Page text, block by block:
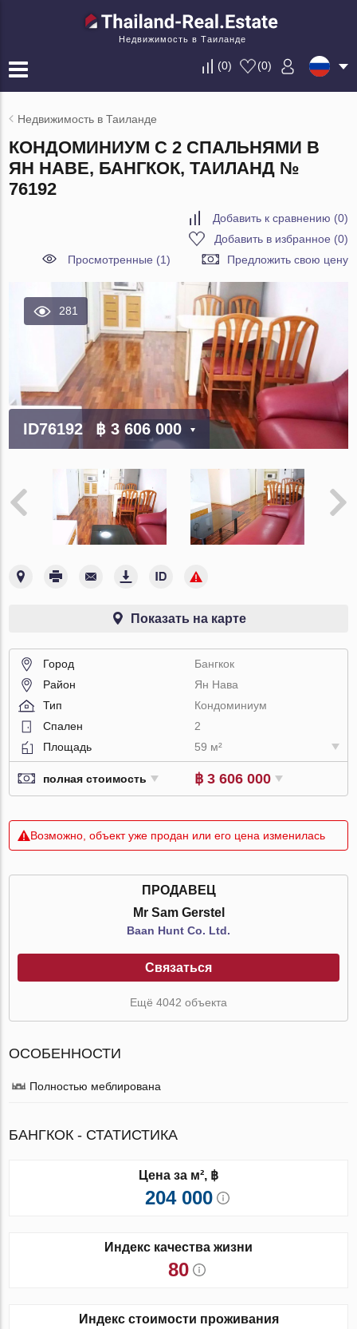
Недвижимость в Таиланде
(0) (0)
Недвижимость в Таиланде
КОНДОМИНИУМ С 2 СПАЛЬНЯМИ В
ЯН НАВЕ, БАНГКОК, ТАИЛАНД №
76192
Добавить к сравнению (0)
Добавить в избранное (0)
Просмотренные (1)
Предложить свою цену
281
ID76192 ฿ 3 606 000
Показать на карте
Город
Бангкок
Район
Ян Нава
Тип
Кондоминиум
Спален
2
Площадь
59 м²
полная стоимость ฿ 3 606 000
Возможно, объект уже продан или его цена изменилась
ПРОДАВЕЦ
Mr Sam Gerstel
Baan Hunt Co. Ltd.
Связаться
Ещё 4042 объекта
ОСОБЕННОСТИ
Полностью меблирована
БАНГКОК - СТАТИСТИКА
Цена за м², ฿
204 000
Индекс качества жизни
80
Индекс стоимости проживания